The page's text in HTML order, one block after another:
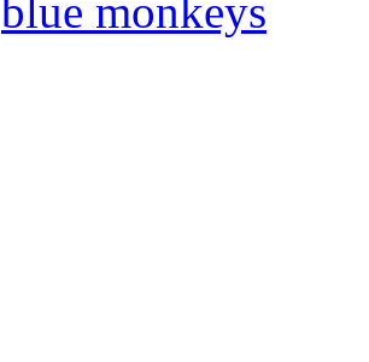
blue monkeys